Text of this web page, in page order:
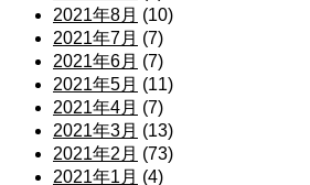
2021年8月 (10)
2021年7月 (7)
2021年6月 (7)
2021年5月 (11)
2021年4月 (7)
2021年3月 (13)
2021年2月 (73)
2021年1月 (4)